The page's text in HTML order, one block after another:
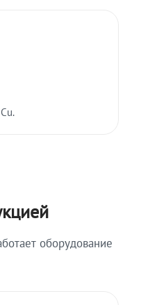
оборудование